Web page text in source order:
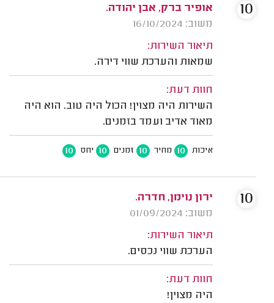
אופיר ברק, אבן יהודה.
משוב: 16/10/2024
תיאור השירות:
שמאות והערכת שווי דירה.
חוות דעת:
השירות היה מצוין! הכול היה טוב. הוא היה
מאוד אדיב ועמד בזמנים.
איכות 10 מחיר 10 זמנים 10 יחס 10
10
ירון נוימן, חדרה.
משוב: 01/09/2024
תיאור השירות:
הערכת שווי נכסים.
חוות דעת:
היה מצוין!
10